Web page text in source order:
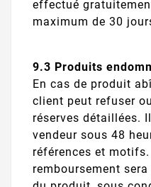
effectué
maximum de 30
9.3 Produits
En cas de produit
client peut refuser
réserves détaillées.
vendeur sous 48
références et
remboursement